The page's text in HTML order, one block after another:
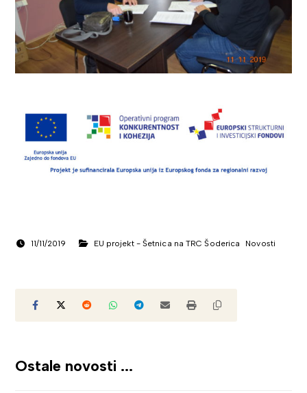
11/11/2019 EU projekt - Šetnica na TRC Šoderica Novosti
Ostale novosti ...